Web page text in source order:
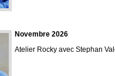
Novembre 2026
Atelier Rocky avec Stephan